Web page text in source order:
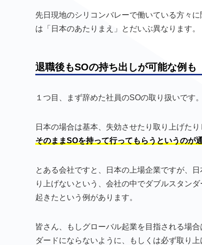
先日現地のシリコンバレーで働いている方々
は「日本のあたりまえ」とだいぶ異なります。
退職後もSOの持ち出しが可能な例も
１つ目、まず辞めた社員のSOの取り扱いです。
日本の場合は基本、失効させたり取り上げた
そのままSOを持って行ってもらうというのが
とある会社ですと、日本の上場企業ですが、
り上げないという、会社の中でダブルスタン
起きたという例があります。
皆さん、もしグローバル起業を目指される場
ダードにならないように、もしくは必ず取り